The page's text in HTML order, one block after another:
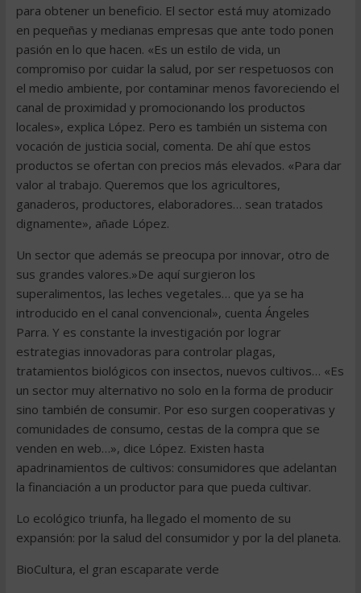
para obtener un beneficio. El sector está muy atomizado
en pequeñas y medianas empresas que ante todo ponen
pasión en lo que hacen. «Es un estilo de vida, un
compromiso por cuidar la salud, por ser respetuosos con
el medio ambiente, por contaminar menos favoreciendo el
canal de proximidad y promocionando los productos
locales», explica López. Pero es también un sistema con
vocación de justicia social, comenta. De ahí que estos
productos se ofertan con precios más elevados. «Para dar
valor al trabajo. Queremos que los agricultores,
ganaderos, productores, elaboradores… sean tratados
dignamente», añade López.
Un sector que además se preocupa por innovar, otro de
sus grandes valores.»De aquí surgieron los
superalimentos, las leches vegetales… que ya se ha
introducido en el canal convencional», cuenta Ángeles
Parra. Y es constante la investigación por lograr
estrategias innovadoras para controlar plagas,
tratamientos biológicos con insectos, nuevos cultivos… «Es
un sector muy alternativo no solo en la forma de producir
sino también de consumir. Por eso surgen cooperativas y
comunidades de consumo, cestas de la compra que se
venden en web…», dice López. Existen hasta
apadrinamientos de cultivos: consumidores que adelantan
la financiación a un productor para que pueda cultivar.
Lo ecológico triunfa, ha llegado el momento de su
expansión: por la salud del consumidor y por la del planeta.
BioCultura, el gran escaparate verde